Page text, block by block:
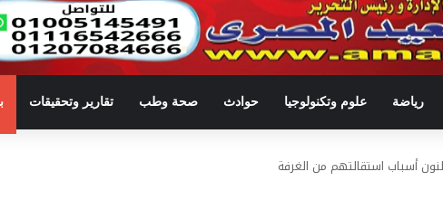
رياضة علوم وتكنولوجيا حوادث صحة وطب تقارير وتحقيقات
أسباب استقالتهم من الغرفة